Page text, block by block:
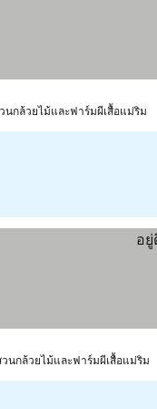
นกล้วยไม้และฟาร์มผีเสื้อแม่ริม
นกล้วยไม้และฟาร์มผีเสื้อแม่ริม